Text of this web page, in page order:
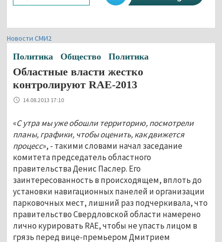
Новости СМИ2
Политика Общество Политика
Областные власти жестко
контролируют RAE-2013
14.08.2013 17:10
«С утра мы уже обошли территорию, посмотрели
планы, графики, чтобы оценить, как движется
процесс», - такими словами начал заседание
комитета председатель областного
правительства Денис Паслер. Его
заинтересованность в происходящем, вплоть до
установки навигационных панелей и организации
парковочных мест, лишний раз подчеркивала, что
правительство Свердловской области намерено
лично курировать RAE, чтобы не упасть лицом в
грязь перед вице-премьером Дмитрием